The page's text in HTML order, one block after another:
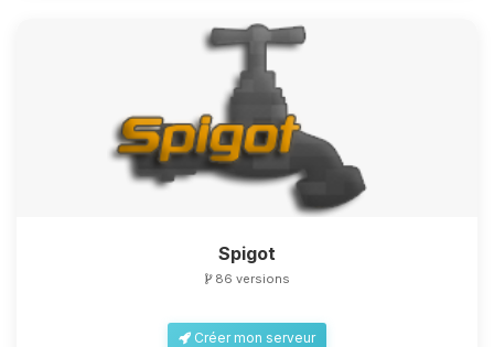
Spigot
86 versions
Créer mon serveur